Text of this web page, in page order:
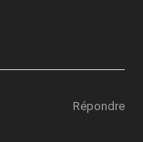
Répondre